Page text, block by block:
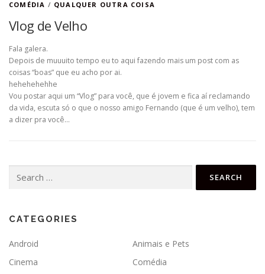
COMÉDIA / QUALQUER OUTRA COISA
Vlog de Velho
Fala galera.
Depois de muuuito tempo eu to aqui fazendo mais um post com as
coisas “boas” que eu acho por ai.
hehehehehhe
Vou postar aqui um “Vlog” para você, que é jovem e fica aí reclamando
da vida, escuta só o que o nosso amigo Fernando (que é um velho), tem
a dizer pra você…
for:
CATEGORIES
Android
Animais e Pets
Cinema
Comédia